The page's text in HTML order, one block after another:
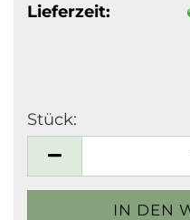
Lieferzeit:
Stück: